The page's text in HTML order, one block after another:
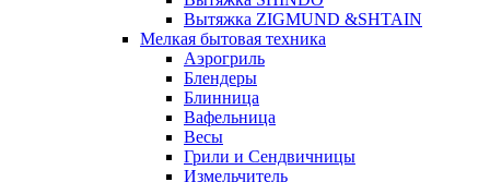
Вытяжка ZIGMUND &SHTAIN
Мелкая бытовая техника
Аэрогриль
Блендеры
Блинница
Вафельница
Весы
Грили и Сендвичницы
Измельчитель